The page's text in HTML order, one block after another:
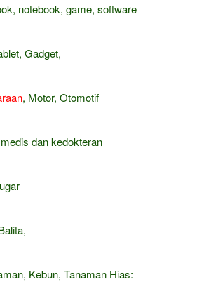
notebook, game, software
Gadget,
, Motor, Otomotif
dan kedokteran
Kebun, Tanaman Hias: